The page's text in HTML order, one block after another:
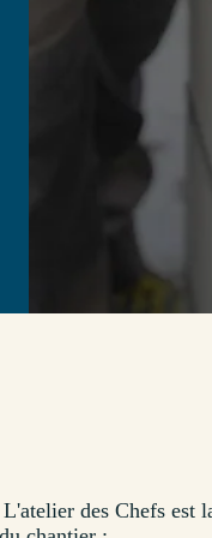
L'atelier des Chefs est